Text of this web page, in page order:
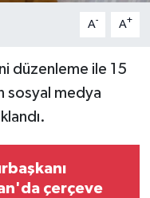
A- A+
düzenleme ile 15
sosyal medya
çerçeve